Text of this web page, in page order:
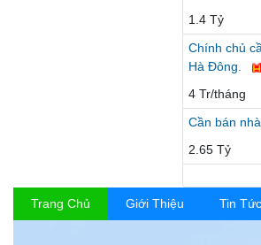
1.4 Tỷ
Chính chủ
Hà Đông.
4 Tr/tháng
Cần bán
2.65 Tỷ
Trang Chủ Giới Thiệu Tin Tức